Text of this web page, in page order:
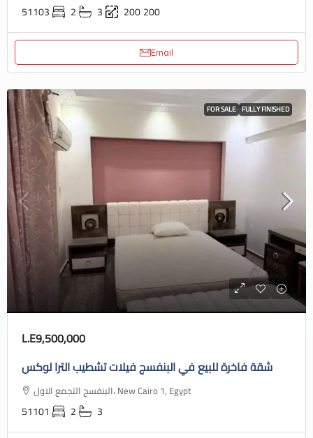
51103 2 3 200200
Email
FOR SALE FULLY FINISHED
L.E9,500,000
شقة فاخرة للبيع في البنفسج فيلات تشطيب الترا لوكس
البنفسج التجمع الاول، New Cairo 1, Egypt
51101 2 3